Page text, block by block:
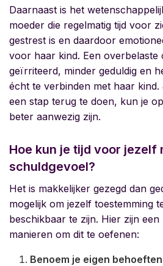
Daarnaast is het
moeder die regelmatig tijd voor
gestrest is en daardoor
voor haar kind. Een
geïrriteerd, minder geduldig en
écht te verbinden met haar
een stap terug te doen, kun je
beter aanwezig zijn.
Hoe kun je tijd voor jezelf
schuldgevoel?
Het is makkelijker gezegd dan
mogelijk om jezelf toestemming
beschikbaar te zijn. Hier zijn
manieren om dit te oefenen:
Benoem je eigen